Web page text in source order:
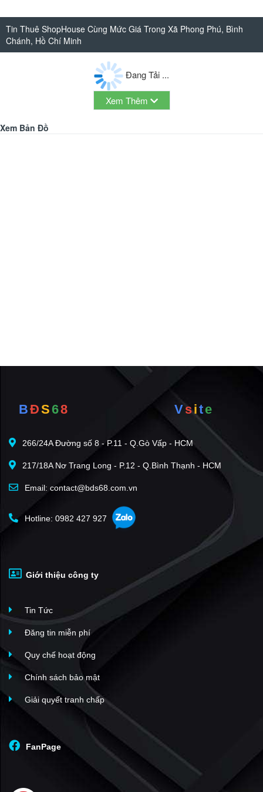
Tin Thuê ShopHouse Cùng Mức Giá Trong Xã Phong Phú, Bình
Chánh, Hồ Chí Minh
Đang Tải ...
Xem Thêm
Xem Bản Đồ
BĐS68 Vsite
266/24A Đường số 8 - P.11 - Q.Gò Vấp - HCM
217/18A Nơ Trang Long - P.12 - Q.Bình Thạnh - HCM
Email: contact@bds68.com.vn
Hotline: 0982 427 927
Giới thiệu công ty
Tin Tức
Đăng tin miễn phí
Quy chế hoạt động
Chính sách bảo mật
Giải quyết tranh chấp
FanPage